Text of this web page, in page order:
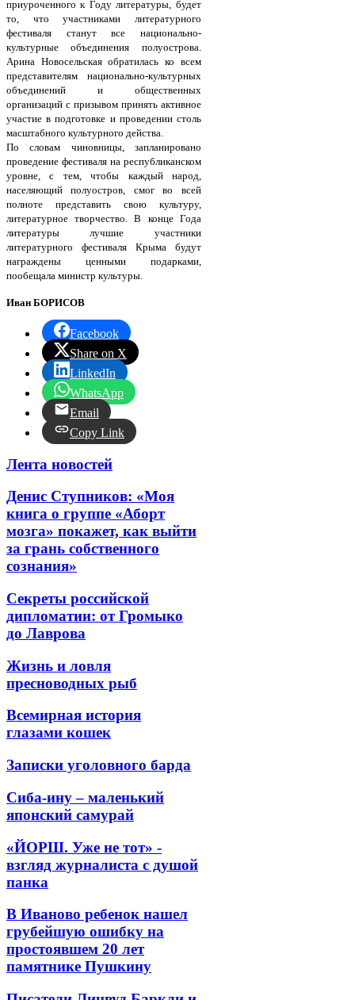
приуроченного к Году литературы, будет
то, что участниками литературного
фестиваля станут все национально-
культурные объединения полуострова.
Арина Новосельская обратилась ко всем
представителям национально-культурных
объединений и общественных
организаций с призывом принять активное
участие в подготовке и проведении столь
масштабного культурного действа.
По словам чиновницы, запланировано
проведение фестиваля на республиканском
уровне, с тем, чтобы каждый народ,
населяющий полуостров, смог во всей
полноте представить свою культуру,
литературное творчество. В конце Года
литературы лучшие участники
литературного фестиваля Крыма будут
награждены ценными подарками,
пообещала министр культуры.
Иван БОРИСОВ
Facebook
Share on X
LinkedIn
WhatsApp
Email
Copy Link
Лента новостей
Денис Ступников: «Моя
книга о группе «Аборт
мозга» покажет, как выйти
за грань собственного
сознания»
Секреты российской
дипломатии: от Громыко
до Лаврова
Жизнь и ловля
пресноводных рыб
Всемирная история
глазами кошек
Записки уголовного барда
Сиба-ину – маленький
японский самурай
«ЙОРШ. Уже не тот» -
взгляд журналиста с душой
панка
В Иваново ребенок нашел
грубейшую ошибку на
простоявшем 20 лет
памятнике Пушкину